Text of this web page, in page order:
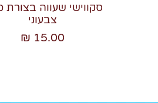
סקווישי שעווה בצורת
צבעוני
15.00 ₪